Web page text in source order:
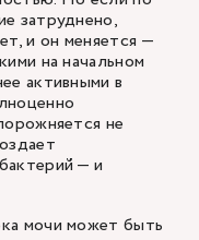
затруднено,
и он меняется —
на начальном
активными в
не
— и
мочи может быть